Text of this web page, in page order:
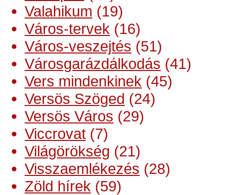
Valahikum (19)
Város-tervek (16)
Város-veszejtés (51)
Városgarázdálkodás (41)
Vers mindenkinek (45)
Versös Szöged (24)
Versös Város (29)
Viccrovat (7)
Világörökség (21)
Visszaemlékezés (28)
Zöld hírek (59)